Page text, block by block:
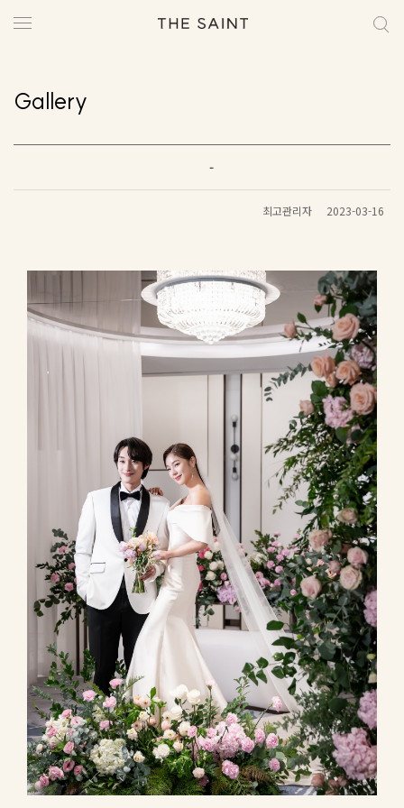
Gallery
-
최고관리자 2023-03-16